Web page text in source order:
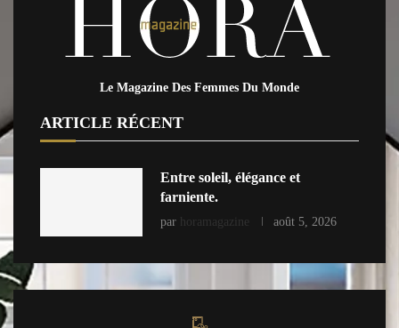
Le Magazine Des Femmes Du Monde
ARTICLE RÉCENT
Entre soleil, élégance et
farniente.
par horamagazine août 5, 2026